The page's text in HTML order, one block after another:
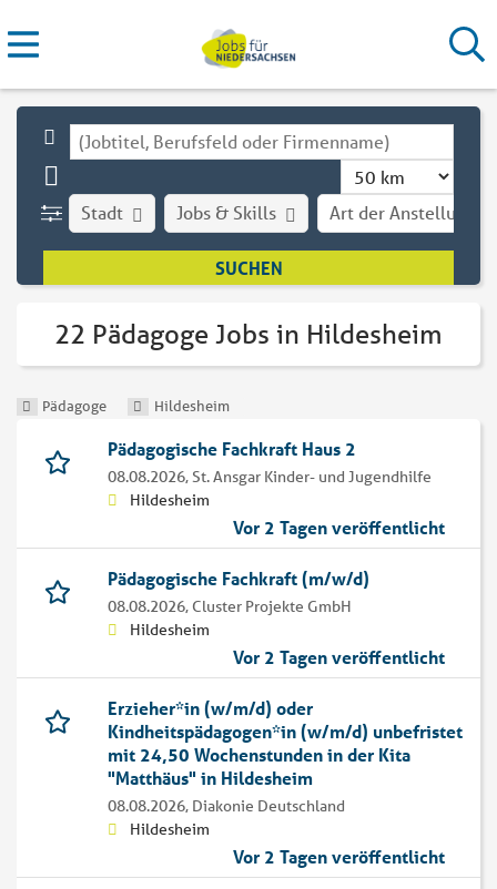
Stadt Art der Anstellung
Jobs & Skills
22 Pädagoge Jobs in Hildesheim
Pädagoge Hildesheim
Pädagogische Fachkraft Haus 2
08.08.2026,St. Ansgar Kinder- und Jugendhilfe
Hildesheim
Vor 2 Tagen veröffentlicht
Pädagogische Fachkraft (m/w/d)
08.08.2026, Cluster Projekte GmbH
Hildesheim
Vor 2 Tagen veröffentlicht
Erzieher*in (w/m/d) oder
Kindheitspädagogen*in (w/m/d) unbefristet
mit 24,50 Wochenstunden in der Kita
"Matthäus" in Hildesheim
08.08.2026, Diakonie Deutschland
Hildesheim
Vor 2 Tagen veröffentlicht